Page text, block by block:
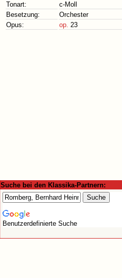
Tonart:
c-Moll
Besetzung:
Orchester
Opus:
op. 23
Suche bei den Klassika-Partnern:
Benutzerdefinierte Suche